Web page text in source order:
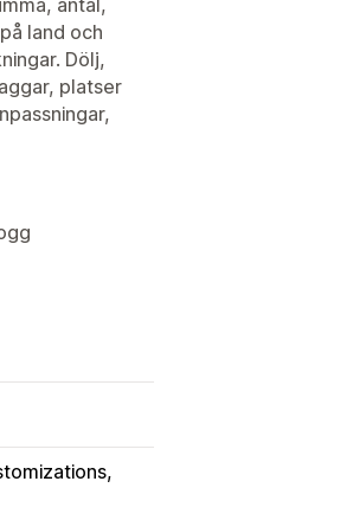
land och
Dölj,
platser